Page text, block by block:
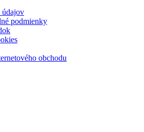
údajov
podmienky
obchodu